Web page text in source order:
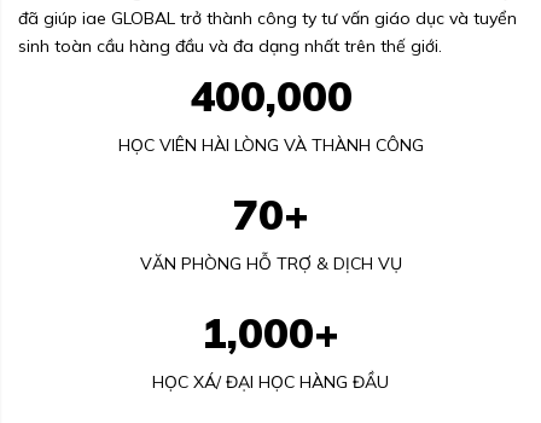
đã giúp iae GLOBAL trở thành công ty tư vấn giáo dục và tuyển
sinh toàn cầu hàng đầu và đa dạng nhất trên thế giới.
400,000
HỌC VIÊN HÀI LÒNG VÀ THÀNH CÔNG
70+
VĂN PHÒNG HỖ TRỢ & DỊCH VỤ
1,000+
HỌC XÁ/ ĐẠI HỌC HÀNG ĐẦU